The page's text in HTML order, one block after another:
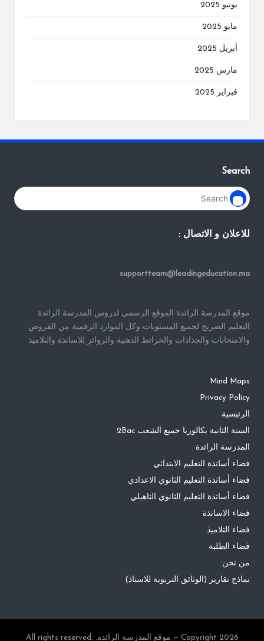
يونيو 2025
مايو 2025
أبريل 2025
مارس 2025
فبراير 2025
Search
للاعلان و الاتصال :
supportteam@leadingeducation.ma
موقع المدرسة الرائدة الموقع الرسمي لدروس المدرسة الرائدة
التعليم الصريح لجميع المستويات وكل الموارد الرقمية من الفروض
والامتحانات والجذاذات والخرائط الذهنية والروائز للاساتذة والتلاميذ
Mind Maps
Privacy Policy
الرئيسية
السنة الثانية بكالوريا جميع الشعب 2Bac
المدرسة الرائدة
فضاء أساتذة التعليم الابتدائي
فضاء أساتذة التعليم الثانوي الاعدادي
فضاء أساتذة التعليم الثانوي التاهيلي
فضاء الاساتذة
فضاء التلاميذ
فضاء الطلبة
من نحن
نماذج تقارير (الوثائق التربوية للاستاذ)
Copyright 2026 — موقع المدرسة الرائدة. All rights reserved.